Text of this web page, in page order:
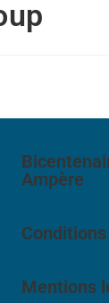
Ampère
Mentions